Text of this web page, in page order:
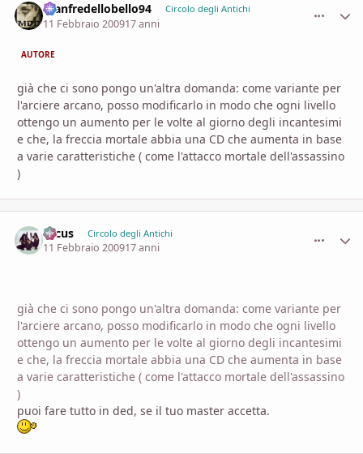
manfredellobello94 Circolo degli Antichi
11 Febbraio 200917 anni
AUTORE
già che ci sono pongo un'altra domanda: come variante per
l'arciere arcano, posso modificarlo in modo che ogni livello
ottengo un aumento per le volte al giorno degli incantesimi
e che, la freccia mortale abbia una CD che aumenta in base
a varie caratteristiche ( come l'attacco mortale dell'assassino
)
orcus Circolo degli Antichi
11 Febbraio 200917 anni
già che ci sono pongo un'altra domanda: come variante per
l'arciere arcano, posso modificarlo in modo che ogni livello
ottengo un aumento per le volte al giorno degli incantesimi
e che, la freccia mortale abbia una CD che aumenta in base
a varie caratteristiche ( come l'attacco mortale dell'assassino
)
puoi fare tutto in ded, se il tuo master accetta.